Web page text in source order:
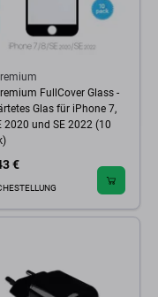
FullCover Glass -
Glas für iPhone 7,
2020 und SE 2022 (10
€